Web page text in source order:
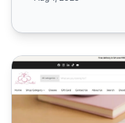
Programme